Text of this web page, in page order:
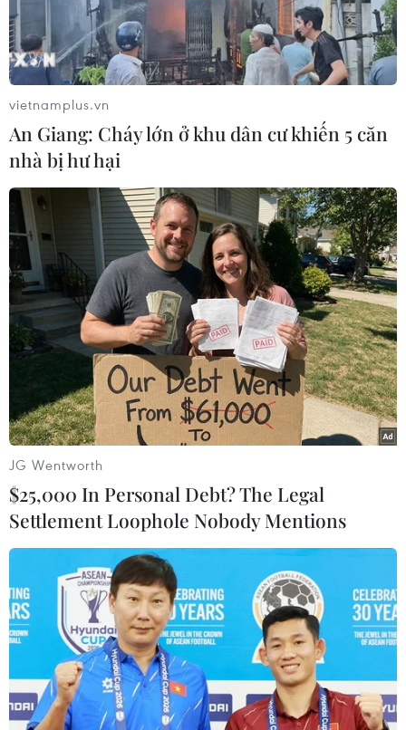
Xem thêm
CƠ QUAN CHỦ QUẢN: THÔNG TẤN XÃ VIỆT NAM
Tổng Biên tập: TRẦN TIẾN DUẨN
Phó Tổng Biên tập: NGUYỄN THỊ TÁM, KHÚC THANH
THỦY
Sở hữu trí tuệ
Quy định sử dụng
RSS
Hỗ trợ
Ngôn ngữ
TTXVN
Dịch vụ tin
Quảng cáo
Liên hệ
Giấy phép số: 1374/GP-BTTTT do Bộ Thông tin và Truyền thông
cấp ngày 11/9/2008.
Quảng cáo: Phó TBT Nguyễn Thị Tám: 093.5958688, Email:
tamvna@gmail.com
Điện thoại: (024) 39411349 - (024) 39411348, Fax: (024)
39411348
Email:vietnamplus2008@gmail.com
vietnamplus.vn
An Giang: Cháy lớn ở khu dân cư khiến 5 căn
nhà bị hư hại
JG Wentworth
$25,000 In Personal Debt? The Legal
Settlement Loophole Nobody Mentions